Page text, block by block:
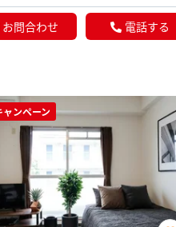
お問合わせ 電話する
ャンペーン